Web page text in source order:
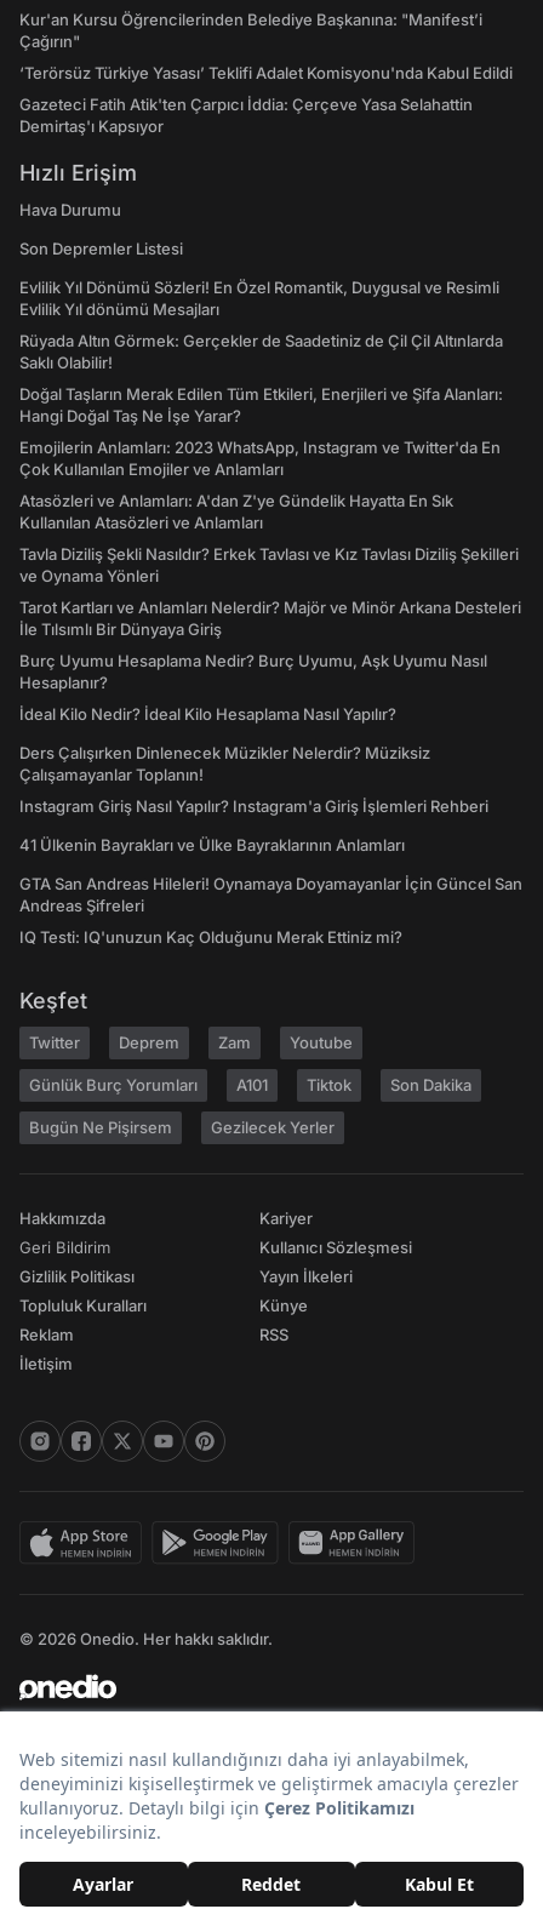
Kur'an Kursu Öğrencilerinden Belediye Başkanına: "Manifest’i
Çağırın"
‘Terörsüz Türkiye Yasası’ Teklifi Adalet Komisyonu'nda Kabul Edildi
Gazeteci Fatih Atik'ten Çarpıcı İddia: Çerçeve Yasa Selahattin
Demirtaş'ı Kapsıyor
Hızlı Erişim
Hava Durumu
Son Depremler Listesi
Evlilik Yıl Dönümü Sözleri! En Özel Romantik, Duygusal ve Resimli
Evlilik Yıl dönümü Mesajları
Rüyada Altın Görmek: Gerçekler de Saadetiniz de Çil Çil Altınlarda
Saklı Olabilir!
Doğal Taşların Merak Edilen Tüm Etkileri, Enerjileri ve Şifa Alanları:
Hangi Doğal Taş Ne İşe Yarar?
Emojilerin Anlamları: 2023 WhatsApp, Instagram ve Twitter'da En
Çok Kullanılan Emojiler ve Anlamları
Atasözleri ve Anlamları: A'dan Z'ye Gündelik Hayatta En Sık
Kullanılan Atasözleri ve Anlamları
Tavla Diziliş Şekli Nasıldır? Erkek Tavlası ve Kız Tavlası Diziliş Şekilleri
ve Oynama Yönleri
Tarot Kartları ve Anlamları Nelerdir? Majör ve Minör Arkana Desteleri
İle Tılsımlı Bir Dünyaya Giriş
Burç Uyumu Hesaplama Nedir? Burç Uyumu, Aşk Uyumu Nasıl
Hesaplanır?
İdeal Kilo Nedir? İdeal Kilo Hesaplama Nasıl Yapılır?
Ders Çalışırken Dinlenecek Müzikler Nelerdir? Müziksiz
Çalışamayanlar Toplanın!
Instagram Giriş Nasıl Yapılır? Instagram'a Giriş İşlemleri Rehberi
41 Ülkenin Bayrakları ve Ülke Bayraklarının Anlamları
GTA San Andreas Hileleri! Oynamaya Doyamayanlar İçin Güncel San
Andreas Şifreleri
IQ Testi: IQ'unuzun Kaç Olduğunu Merak Ettiniz mi?
Keşfet
Twitter Deprem Zam Youtube
Günlük Burç Yorumları A101 Tiktok Son Dakika
Bugün Ne Pişirsem Gezilecek Yerler
Hakkımızda
Geri Bildirim
Gizlilik Politikası
Topluluk Kuralları
Reklam
İletişim
Kariyer
Kullanıcı Sözleşmesi
Yayın İlkeleri
Künye
RSS
© 2026 Onedio. Her hakkı saklıdır.
Bir markasıdır.